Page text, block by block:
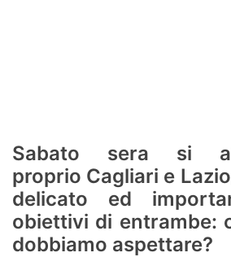
Sabato sera si
proprio Cagliari e
delicato ed
obiettivi di entrambe:
dobbiamo aspettare?